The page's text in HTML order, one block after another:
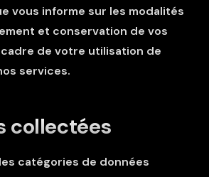
vous informe sur les modalités
et conservation de vos
de votre utilisation de
services.
collectées
catégories de données